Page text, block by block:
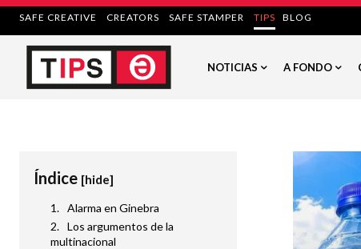
SAFE CREATIVE CREATORS SAFE STAMPER TIPS BLOG
NOTICIAS A FONDO
Índice [hide]
Alarma en Ginebra
Los argumentos de la
multinacional